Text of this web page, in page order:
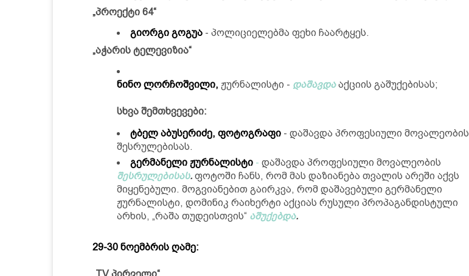
„პროექტი 64“
გიორგი გოგუა - პოლიციელებმა ფეხი ჩაარტყეს.
„აჭარის ტელევიზია“
ნინო ლორჩოშვილი, ჟურნალისტი - დაშავდააქციის გაშუქებისას;
სხვა შემთხვევები:
ტბელ აბუსერიძე, ფოტოგრაფი - დაშავდა პროფესიული მოვალეობის
შესრულებისას.
გერმანელი ჟურნალისტი - დაშავდა პროფესიული მოვალეობის
შესრულებისას. ფოტოში ჩანს, რომ მას დაზიანება თვალის არეში აქვს
მიყენებული. მოგვიანებით გაირკვა, რომ დაშავებული გერმანელი
ჟურნალისტი, დომინიკ რაიხერტი აქციას რუსული პროპაგანდისტული
არხის, „რაშა თუდეისთვის“ აშუქებდა.
29-30 ნოემბრის ღამე:
„TV პირველი“